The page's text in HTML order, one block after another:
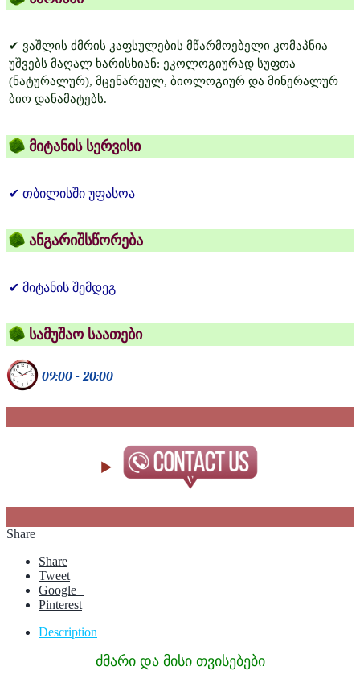
✔ ვაშლის ძმრის კაფსულების მწარმოებელი კომაპნია
უშვებს მაღალ ხარისხიან: ეკოლოგიურად სუფთა
(ნატურალურ), მცენარეულ, ბიოლოგიურ და მინერალურ
ბიო დანამატებს.
მიტანის სერვისი
✔ თბილისში უფასოა
ანგარიშსწორება
✔ მიტანის შემდეგ
სამუშაო საათები
09:00 - 20:00
Share
Share
Tweet
Google+
Pinterest
Description
ძმარი და მისი თვისებები